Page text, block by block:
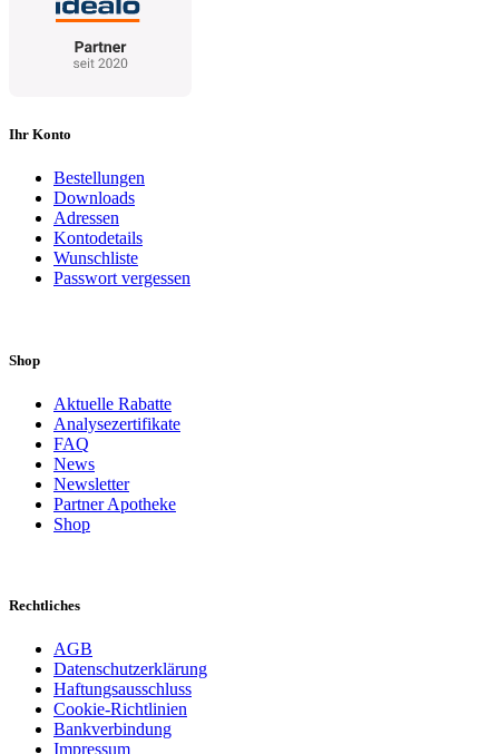
Ihr Konto
Bestellungen
Downloads
Adressen
Kontodetails
Wunschliste
Passwort vergessen
Shop
Aktuelle Rabatte
Analysezertifikate
FAQ
News
Newsletter
Partner Apotheke
Shop
Rechtliches
AGB
Datenschutzerklärung
Haftungsausschluss
Cookie-Richtlinien
Bankverbindung
Impressum